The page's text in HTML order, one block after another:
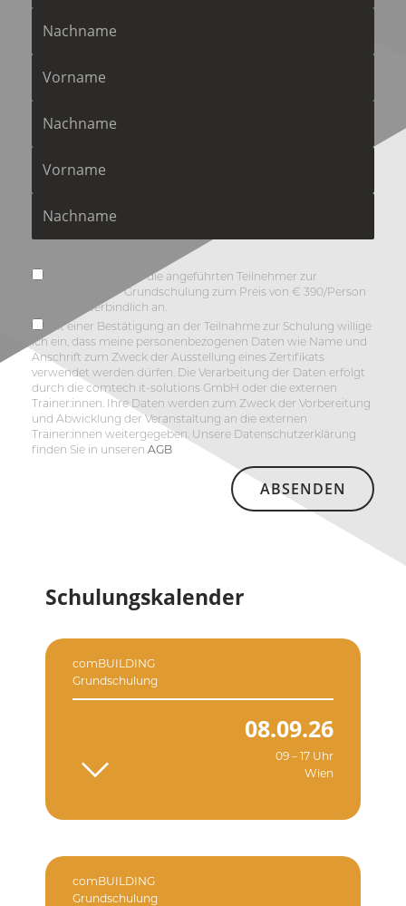
Bestätigung
Hiermit melde ich die angeführten Teilnehmer zur
comBUILDING - Grundschulung zum Preis von € 390/Person
zuzgl. USt. verbindlich an.
AGBMit einer Bestätigung an der Teilnahme zur Schulung willige
ich ein, dass meine personenbezogenen Daten wie Name und
Anschrift zum Zweck der Ausstellung eines Zertifikats
verwendet werden dürfen. Die Verarbeitung der Daten erfolgt
durch die comtech it-solutions GmbH oder die externen
Trainer:innen. Ihre Daten werden zum Zweck der Vorbereitung
und Abwicklung der Veranstaltung an die externen
Trainer:innen weitergegeben. Unsere Datenschutzerklärung
finden Sie in unseren AGB
ABSENDEN
Schulungskalender
comBUILDING
Grundschulung
08.09.26
09 – 17 Uhr
Wien
comBUILDING
Grundschulung